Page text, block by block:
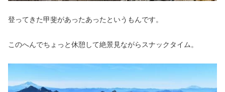
登ってきた甲斐があったあったというもんです。
このへんでちょっと休憩して絶景見ながらスナックタイム。